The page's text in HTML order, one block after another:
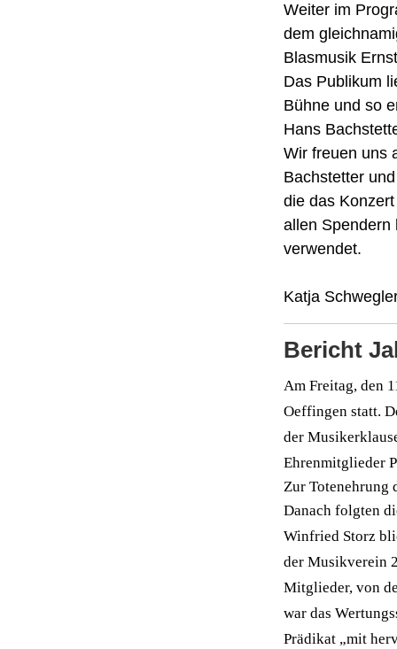
Weiter im
dem
Blasmusik
Das Publikum
Bühne und so
Hans
Wir freuen uns
Bachstetter
die das
allen Spendern
verwendet.
Katja
Bericht
Am Freitag, den
Oeffingen statt.
der
Ehrenmitglieder
Zur Totenehrung
Danach folgten
Winfried Storz
der Musikverein
Mitglieder, von
war das
Prädikat „mit